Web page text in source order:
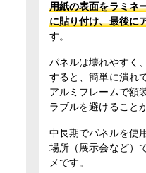
用紙の表面をラミネ
に貼り付け、最後に
す。
パネルは壊れやすく
すると、簡単に潰れ
アルミフレームで額
ラブルを避けること
中長期でパネルを使
場所（展示会など）
メです。